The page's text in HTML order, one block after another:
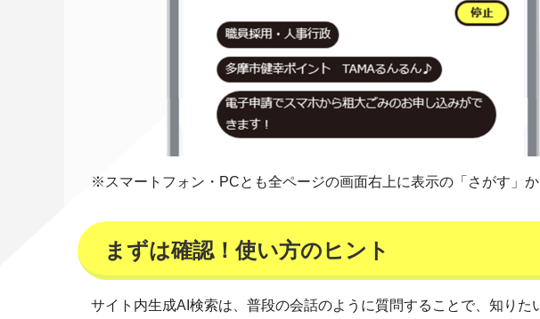
※スマートフォン・PCとも全ページの画面右上に表示の「さがす」
まずは確認！使い方のヒント
サイト内生成AI検索は、普段の会話のように質問することで、知りた